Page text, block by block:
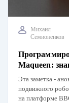
Михаил
Семионенков
Maqueen:
Эта заметка -
подвижного
на платформе